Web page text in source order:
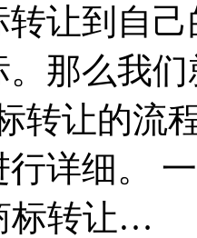
转让到自
那么我
转让的流
行详细。
标转让…